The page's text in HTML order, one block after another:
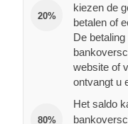
20%
kiezen de
betalen of
De
website of
ontvangt u
80%
Het saldo